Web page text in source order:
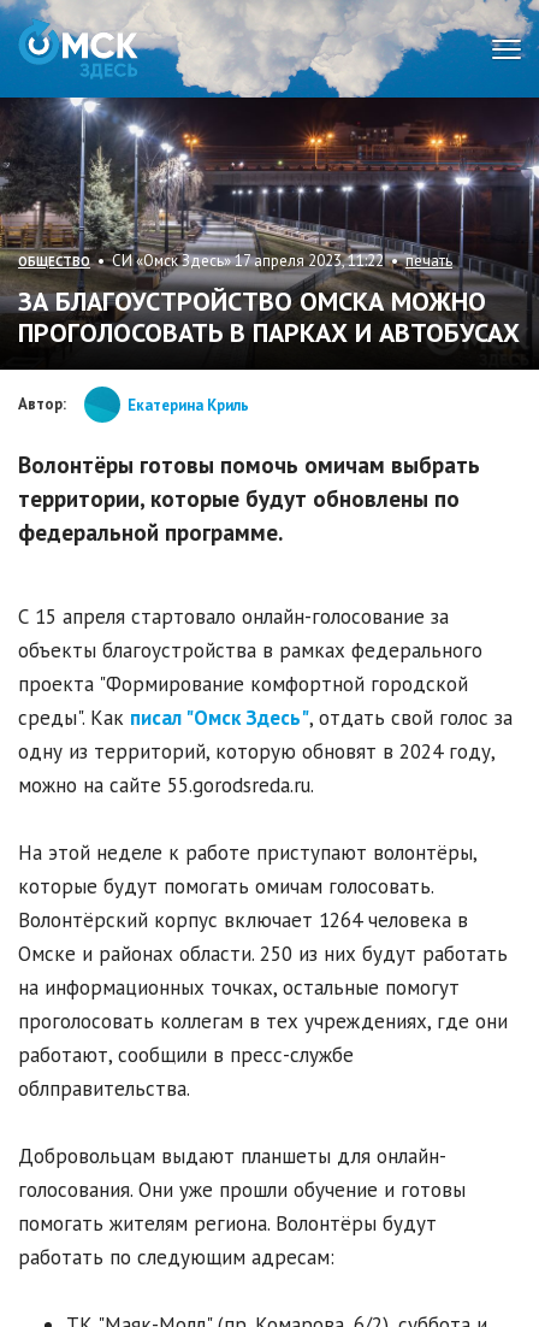
ОБЩЕСТВО• СИ «Омск Здесь» 17 апреля 2023, 11:22 •печать
ЗА БЛАГОУСТРОЙСТВО ОМСКА МОЖНО
ПРОГОЛОСОВАТЬ В ПАРКАХ И АВТОБУСАХ
Автор: Екатерина Криль
Волонтёры готовы помочь омичам выбрать
территории, которые будут обновлены по
федеральной программе.
С 15 апреля стартовало онлайн-голосование за
объекты благоустройства в рамках федерального
проекта "Формирование комфортной городской
среды". Как писал "Омск Здесь", отдать свой голос за
одну из территорий, которую обновят в 2024 году,
можно на сайте 55.gorodsreda.ru.
На этой неделе к работе приступают волонтёры,
которые будут помогать омичам голосовать.
Волонтёрский корпус включает 1264 человека в
Омске и районах области. 250 из них будут работать
на информационных точках, остальные помогут
проголосовать коллегам в тех учреждениях, где они
работают, сообщили в пресс-службе
облправительства.
Добровольцам выдают планшеты для онлайн-
голосования. Они уже прошли обучение и готовы
помогать жителям региона. Волонтёры будут
работать по следующим адресам: